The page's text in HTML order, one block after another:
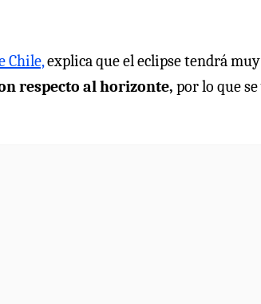
Chile,explica que el eclipse tendrá muy
respecto al horizonte, por lo que se